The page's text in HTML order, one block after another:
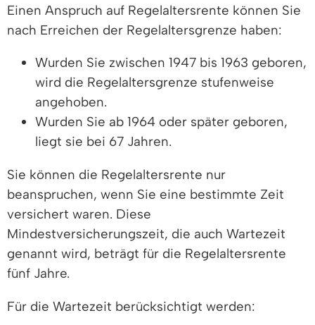
Einen Anspruch auf Regelaltersrente können Sie
nach Erreichen der Regelaltersgrenze haben:
Wurden Sie zwischen 1947 bis 1963 geboren,
wird die Regelaltersgrenze stufenweise
angehoben.
Wurden Sie ab 1964 oder später geboren,
liegt sie bei 67 Jahren.
Sie können die Regelaltersrente nur
beanspruchen, wenn Sie eine bestimmte Zeit
versichert waren. Diese
Mindestversicherungszeit, die auch Wartezeit
genannt wird, beträgt für die Regelaltersrente
fünf Jahre.
Für die Wartezeit berücksichtigt werden: